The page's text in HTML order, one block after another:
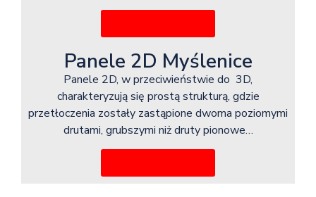
Panele 2D Myślenice
Panele 2D, w przeciwieństwie do 3D,
charakteryzują się prostą strukturą, gdzie
przetłoczenia zostały zastąpione dwoma poziomymi
drutami, grubszymi niż druty pionowe…